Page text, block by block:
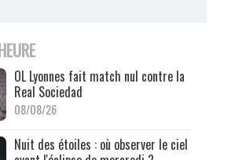
OL Lyonnes fait match nul contre la
Real Sociedad
08/08/26
Nuit des étoiles : où observer le ciel